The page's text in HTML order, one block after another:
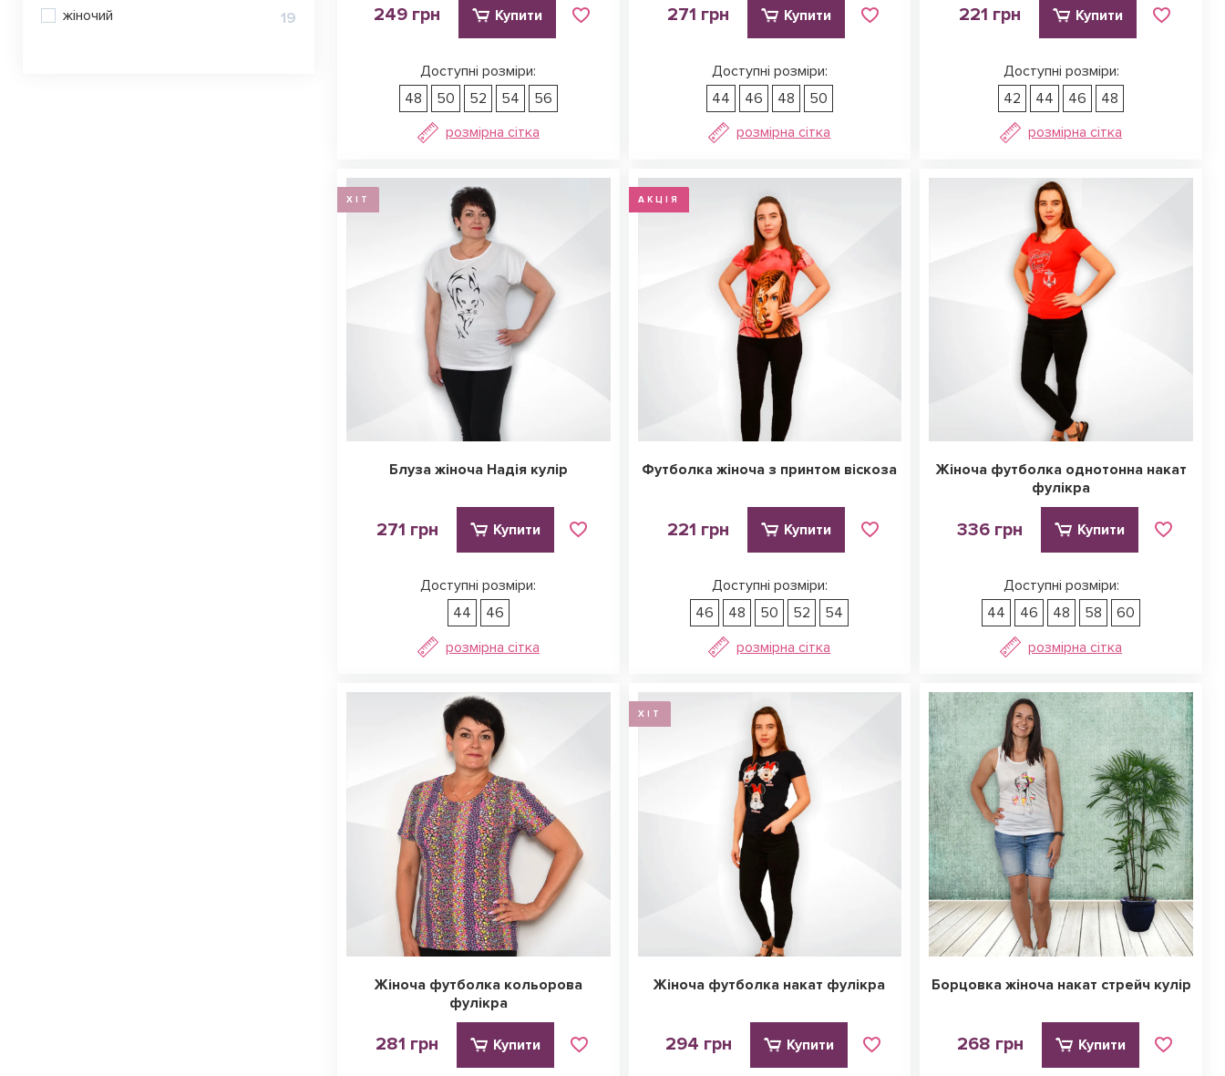
249 грн Купити
Доступні розміри:
48
50 52 54
56
розмірна сітка
271 грн Купити
Доступні розміри:
44
46 48
50
розмірна сітка
221 грн Купити
Доступні розміри:
42
44 46
48
розмірна сітка
ХІТ
Блуза жіноча Надія кулір
271 грн Купити
Доступні розміри:
44
46
розмірна сітка
АКЦІЯ
Футболка жіноча з принтом віскоза
221 грн Купити
Доступні розміри:
46
48 50 52
54
розмірна сітка
Жіноча футболка однотонна накат
фулікра
336 грн Купити
Доступні розміри:
44
46 48 58
60
розмірна сітка
Жіноча футболка кольорова
фулікра
281 грн Купити
ХІТ
Жіноча футболка накат фулікра
294 грн Купити
Борцовка жіноча накат стрейч кулір
268 грн Купити
жіночий 19